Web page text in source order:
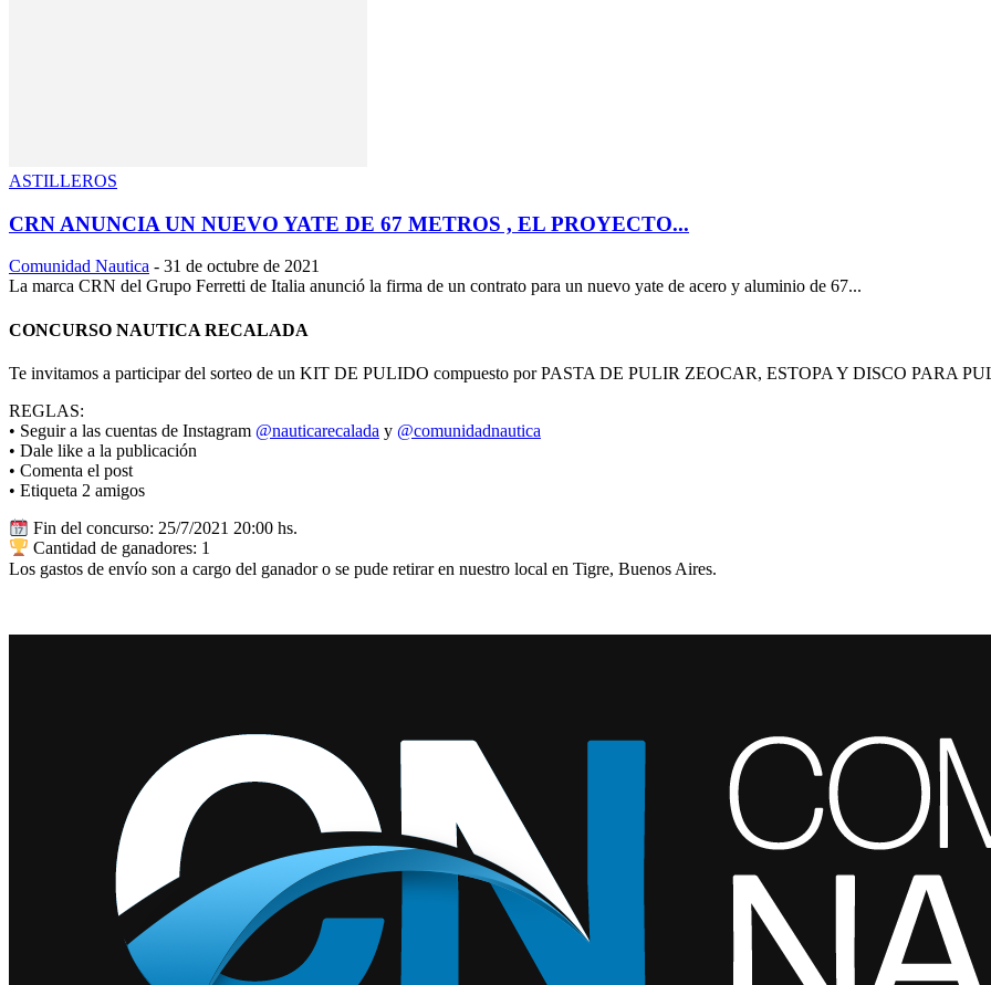
ASTILLEROS
CRN ANUNCIA UN NUEVO YATE DE 67 METROS , EL PROYECTO...
Comunidad Nautica - 31 de octubre de 2021
La marca CRN del Grupo Ferretti de Italia anunció la firma de un contrato para un nuevo yate de acero y aluminio de 67...
CONCURSO NAUTICA RECALADA
Te invitamos a participar del sorteo de un KIT DE PULIDO compuesto por PASTA DE PULIR ZEOCAR, ESTOPA Y DISCO PARA
REGLAS:
• Seguir a las cuentas de Instagram @nauticarecalada y @comunidadnautica
• Dale like a la publicación
• Comenta el post
• Etiqueta 2 amigos
Fin del concurso: 25/7/2021 20:00 hs.
Cantidad de ganadores: 1
Los gastos de envío son a cargo del ganador o se pude retirar en nuestro local en Tigre, Buenos Aires.